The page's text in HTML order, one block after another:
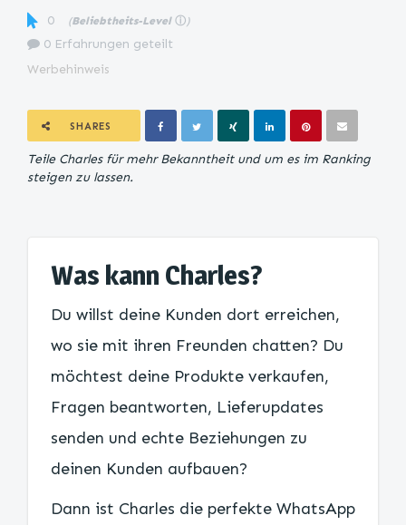
0 (Beliebtheits-Level ⓘ )
0 Erfahrungen geteilt
Werbehinweis
SHARES
Teile Charles für mehr Bekanntheit und um es im Ranking
steigen zu lassen.
Was kann Charles?
Du willst deine Kunden dort erreichen,
wo sie mit ihren Freunden chatten? Du
möchtest deine Produkte verkaufen,
Fragen beantworten, Lieferupdates
senden und echte Beziehungen zu
deinen Kunden aufbauen?
Dann ist Charles die perfekte WhatsApp